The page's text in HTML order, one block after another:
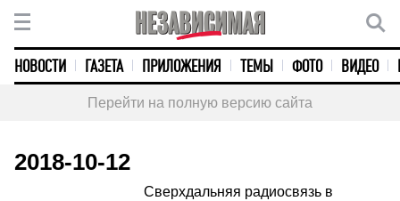
НОВОСТИ ГАЗЕТА ПРИЛОЖЕНИЯ ТЕМЫ ФОТО ВИДЕО
Перейти на полную версию сайта
2018-10-12
Сверхдальняя радиосвязь в